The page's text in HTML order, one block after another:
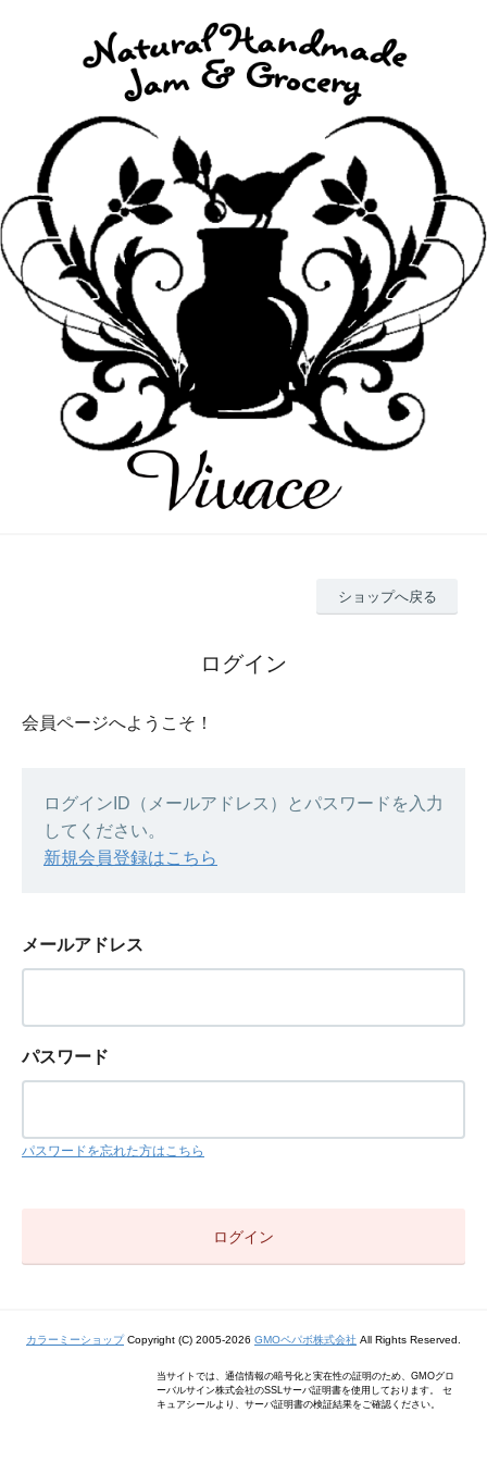
ショップへ戻る
ログイン
会員ページへようこそ！
ログインID（メールアドレス）とパスワードを入力
してください。
新規会員登録はこちら
メールアドレス
パスワード
パスワードを忘れた方はこちら
カラーミーショップCopyright (C) 2005-2026 GMOペパボ株式会社 All Rights Reserved.
当サイトでは、通信情報の暗号化と実在性の証明のため、GMOグロ
ーバルサイン株式会社のSSLサーバ証明書を使用しております。 セ
キュアシールより、サーバ証明書の検証結果をご確認ください。